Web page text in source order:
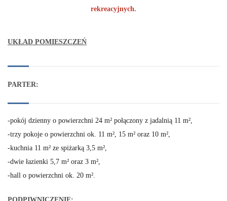
rekreacyjnych.
UKŁAD POMIESZCZEŃ
PARTER:
-pokój dzienny o powierzchni 24 m² połączony z jadalnią 11 m²,
-trzy pokoje o powierzchni ok. 11 m², 15 m² oraz 10 m²,
-kuchnia 11 m² ze spiżarką 3,5 m²,
-dwie łazienki 5,7 m² oraz 3 m²,
-hall o powierzchni ok. 20 m².